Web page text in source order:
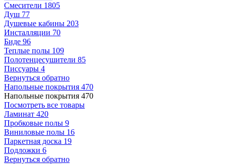
Смесители 1805
Душ 77
Душевые кабины 203
Инсталляции 70
Биде 96
Теплые полы 109
Полотенцесушители 85
Писсуары 4
Вернуться обратно
Напольные покрытия 470
Напольные покрытия 470
Посмотреть все товары
Ламинат 420
Пробковые полы 9
Виниловые полы 16
Паркетная доска 19
Подложки 6
Вернуться обратно